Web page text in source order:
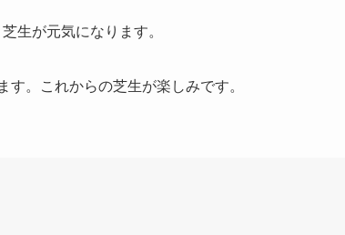
生が元気になります。
。これからの芝生が楽しみです。